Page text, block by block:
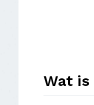
Wat is